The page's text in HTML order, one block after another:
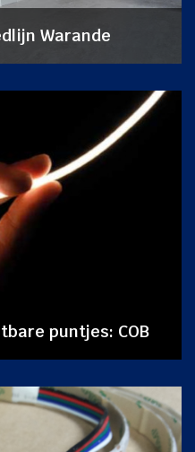
Warande
puntjes: COB